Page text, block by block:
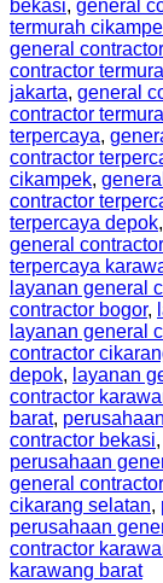
bekasi, general
termurah
general
contractor
jakarta, general
contractor
terpercaya,
contractor
cikampek,
contractor
terpercaya depok,
general
terpercaya
layanan general
contractor bogor,
layanan general
contractor
depok, layanan
contractor
barat,
contractor bekasi,
perusahaan
general
cikarang selatan,
perusahaan
contractor
karawang barat